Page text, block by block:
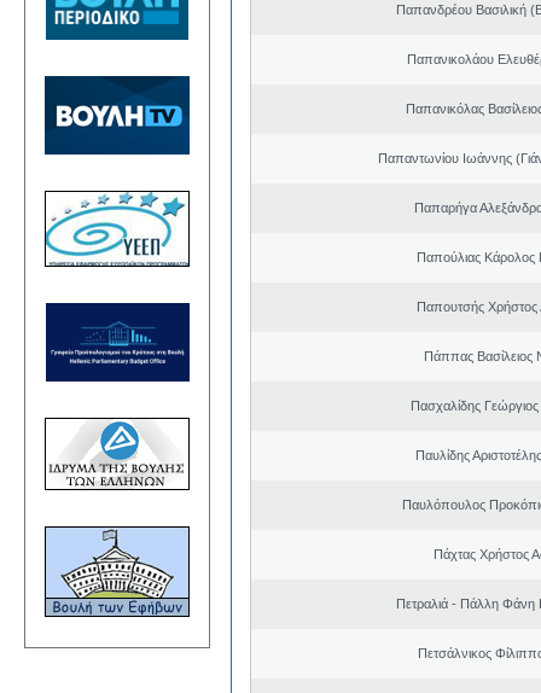
Παπανδρέου Βασιλική
Παπανικολάου
Παπανικόλας
Παπαντωνίου Ιωάννης
Παπαρήγα
Παπούλιας Κάρολος
Παπουτσής Χρήστος
Πάππας Βασίλειος
Πασχαλίδης
Παυλίδης
Παυλόπουλος
Πάχτας Χρήστος
Πετραλιά - Πάλλη Φάνη
Πετσάλνικος